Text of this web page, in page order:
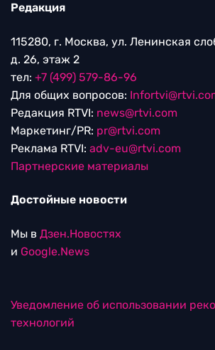
Редакция
115280, г. Москва, ул. Ленинская
д. 26, этаж 2
тел: +7 (499) 579-86-96
Для общих вопросов:
Редакция RTVI: news@rtvi.com
Маркетинг/PR: pr@rtvi.com
Реклама RTVI: adv-eu@rtvi.com
Партнерские материалы
Достойные новости
Мы в Дзен.Новостях
и Google.News
Уведомление об использовании
технологий